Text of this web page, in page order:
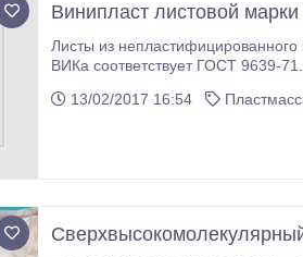
Винипласт листовой
Листы из
ВИКа соответствует ГОСТ 9639-
13/02/2017 16:54